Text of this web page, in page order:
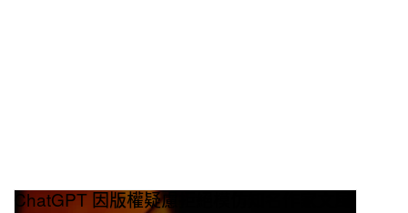
ChatGPT 因版權疑慮拒絕模仿知名作家文風